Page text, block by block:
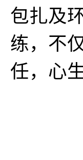
包扎及
练，不
任，心